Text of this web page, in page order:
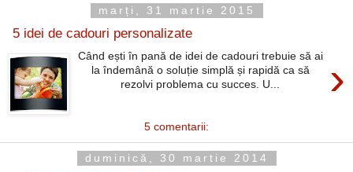
marți, 31 martie 2015
5 idei de cadouri personalizate
›
Când ești în pană de idei de cadouri trebuie să ai
la îndemână o soluție simplă și rapidă ca să
rezolvi problema cu succes. U...
5 comentarii:
duminică, 30 martie 2014